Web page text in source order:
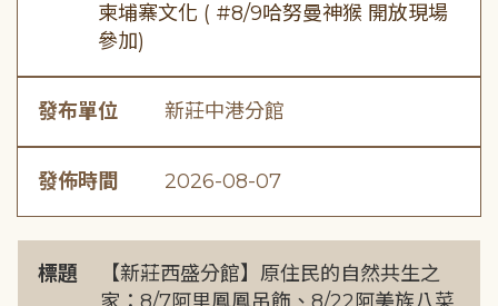
柬埔寨文化 ( #8/9哈努曼神猴 開放現場
參加)
發布單位 新莊中港分館
發佈時間 2026-08-07
標題
【新莊西盛分館】原住民的自然共生之